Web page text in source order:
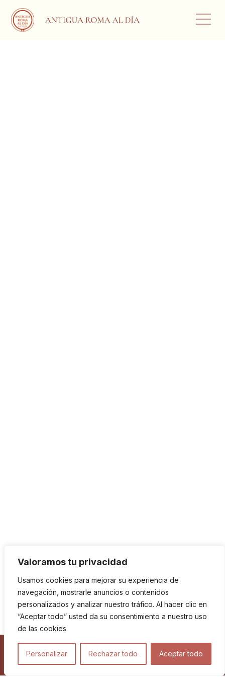
Valoramos tu privacidad
Usamos cookies para mejorar su experiencia de
navegación, mostrarle anuncios o contenidos
personalizados y analizar nuestro tráfico. Al hacer clic en
“Aceptar todo” usted da su consentimiento a nuestro uso
de las cookies.
Personalizar Rechazar todo Aceptar todo